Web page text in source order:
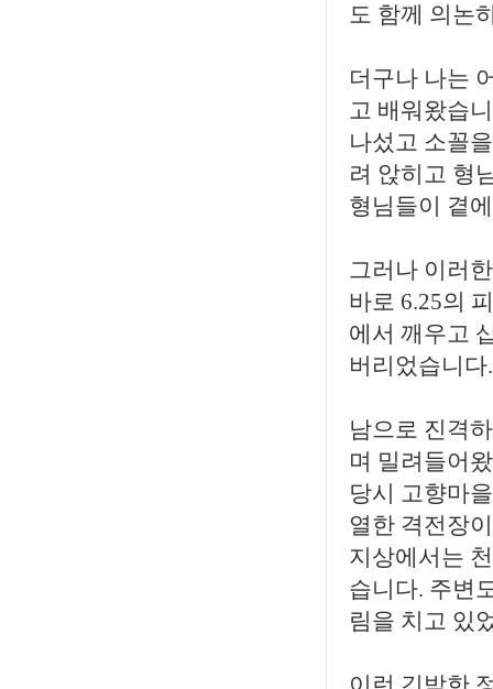
도 함께 의논
더구나 나는
고 배워왔습
나섰고 소꼴
려 앉히고 형
형님들이 곁
그러나 이러
바로 6.25의
에서 깨우고
버리었습니다.
남으로 진격
며 밀려들어
당시 고향마
열한 격전장
지상에서는
습니다. 주변
림을 치고 있